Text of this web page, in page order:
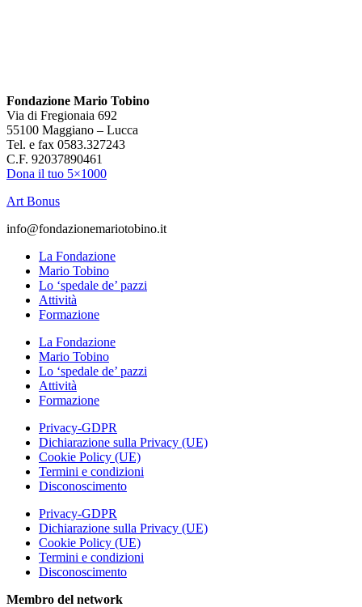
Fondazione Mario Tobino
Via di Fregionaia 692
55100 Maggiano – Lucca
Tel. e fax 0583.327243
C.F. 92037890461
Dona il tuo 5×1000
Art Bonus
info@fondazionemariotobino.it
La Fondazione
Mario Tobino
Lo ‘spedale de’ pazzi
Attività
Formazione
La Fondazione
Mario Tobino
Lo ‘spedale de’ pazzi
Attività
Formazione
Privacy-GDPR
Dichiarazione sulla Privacy (UE)
Cookie Policy (UE)
Termini e condizioni
Disconoscimento
Privacy-GDPR
Dichiarazione sulla Privacy (UE)
Cookie Policy (UE)
Termini e condizioni
Disconoscimento
Membro del network